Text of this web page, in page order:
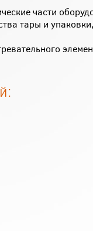
части
тары и